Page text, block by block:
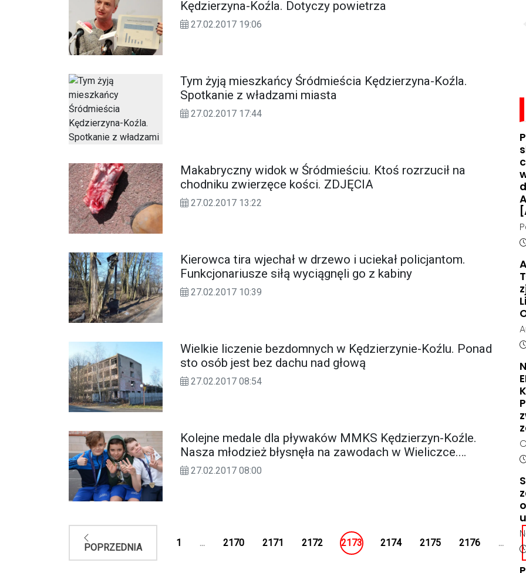
Kędzierzyna-Koźla. Dotyczy powietrza
27.02.2017 19:06
Tym żyją mieszkańcy Śródmieścia Kędzierzyna-Koźla.
Spotkanie z władzami miasta
27.02.2017 17:44
Makabryczny widok w Śródmieściu. Ktoś rozrzucił na
chodniku zwierzęce kości. ZDJĘCIA
27.02.2017 13:22
Kierowca tira wjechał w drzewo i uciekał policjantom.
Funkcjonariusze siłą wyciągnęli go z kabiny
27.02.2017 10:39
Wielkie liczenie bezdomnych w Kędzierzynie-Koźlu. Ponad
sto osób jest bez dachu nad głową
27.02.2017 08:54
Kolejne medale dla pływaków MMKS Kędzierzyn-Koźle.
Nasza młodzież błysnęła na zawodach w Wieliczce.
ZDJĘCIA
27.02.2017 08:00
POPRZEDNIA 1 ... 2170 2171 2172 2173 2174 2175 2176 ...